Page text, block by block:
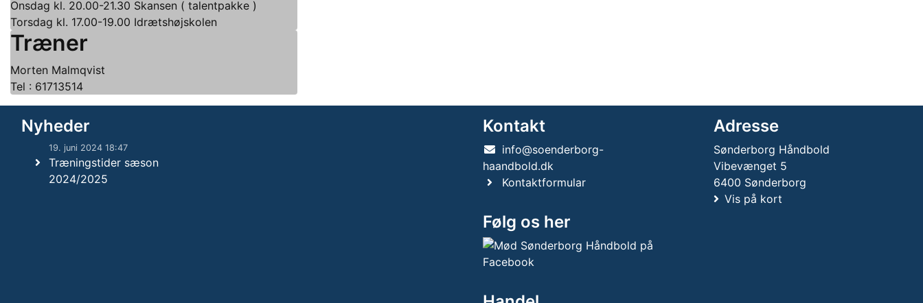
Onsdag kl. 20.00-21.30 Skansen ( talentpakke )
Torsdag kl. 17.00-19.00 Idrætshøjskolen
Træner
Morten Malmqvist
Tel : 61713514
Nyheder
19. juni 2024 18:47
Træningstider sæson
2024/2025
Kontakt
info@soenderborg-
haandbold.dk
Kontaktformular
Følg os her
Adresse
Sønderborg Håndbold
Vibevænget 5
6400 Sønderborg
Vis på kort